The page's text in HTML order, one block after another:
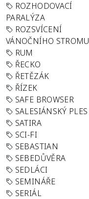
ROZHODOVACÍ
PARALÝZA
ROZSVÍCENÍ
VÁNOČNÍHO STROMU
RUM
ŘECKO
ŘETĚZÁK
ŘÍZEK
SAFE BROWSER
SALESIÁNSKÝ PLES
SATIRA
SCI-FI
SEBASTIAN
SEBEDŮVĚRA
SEDLÁCI
SEMINÁŘE
SERIÁL